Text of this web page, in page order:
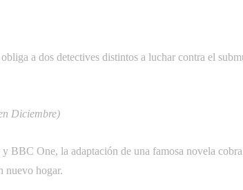
a dos detectives distintos a luchar contra el
Diciembre)
BBC One, la adaptación de una famosa novela
nuevo hogar.